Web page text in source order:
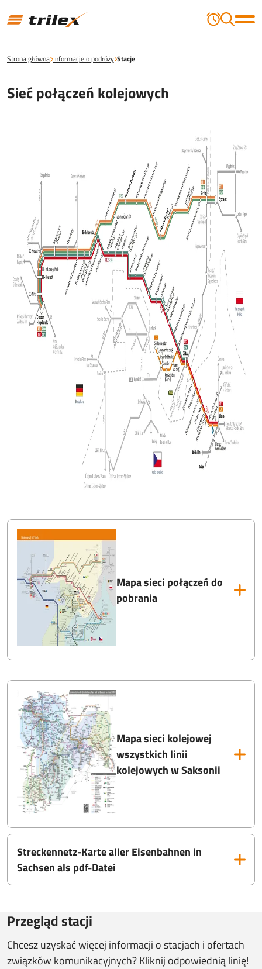
Strona główna Informacje o podróży Stacje
Sieć połączeń kolejowych
Mapa sieci połączeń do
pobrania
Mapa sieci kolejowej
wszystkich linii
kolejowych w Saksonii
Streckennetz-Karte aller Eisenbahnen in
Sachsen als pdf-Datei
Przegląd stacji
Chcesz uzyskać więcej informacji o stacjach i ofertach
związków komunikacyjnych? Kliknij odpowiednią linię!